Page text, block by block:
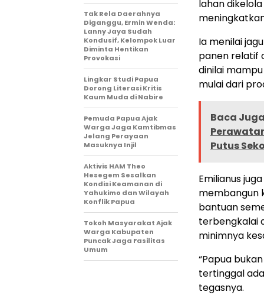
lahan
Ia menilai
panen relatif
dinilai
mulai dari
Baca
Putus
Emilianus
membangun
bantuan
terbengkalai
minimnya
“Papua
tertinggal
tegasnya.
Tak Rela Daerahnya
Diganggu, Ermin Wenda:
Lanny Jaya Sudah
Kondusif, Kelompok Luar
Diminta Hentikan
Provokasi
Lingkar Studi Papua
Dorong Literasi Kritis
Kaum Muda di Nabire
Pemuda Papua Ajak
Warga Jaga Kamtibmas
Jelang Perayaan
Masuknya Injil
Aktivis HAM Theo
Hesegem Sesalkan
Kondisi Keamanan di
Yahukimo dan Wilayah
Konflik Papua
Tokoh Masyarakat Ajak
Warga Kabupaten
Puncak Jaga Fasilitas
Umum